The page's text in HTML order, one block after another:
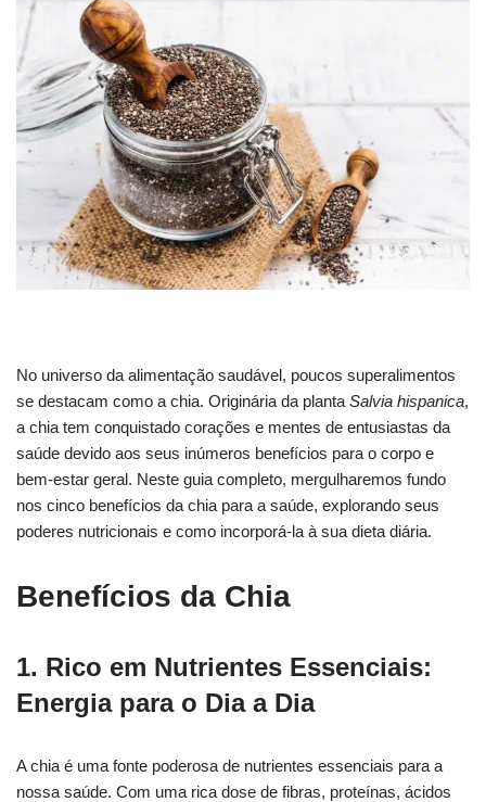
No universo da alimentação saudável, poucos superalimentos
se destacam como a chia. Originária da planta Salvia hispanica,
a chia tem conquistado corações e mentes de entusiastas da
saúde devido aos seus inúmeros benefícios para o corpo e
bem-estar geral. Neste guia completo, mergulharemos fundo
nos cinco benefícios da chia para a saúde, explorando seus
poderes nutricionais e como incorporá-la à sua dieta diária.
Benefícios da Chia
1. Rico em Nutrientes Essenciais:
Energia para o Dia a Dia
A chia é uma fonte poderosa de nutrientes essenciais para a
nossa saúde. Com uma rica dose de fibras, proteínas, ácidos